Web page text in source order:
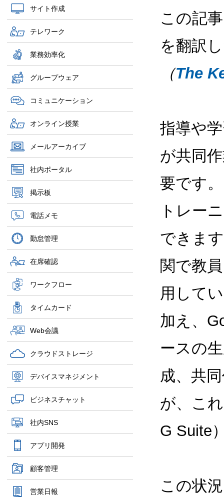
サイト作成
テレワーク
業務効率化
グループウェア
コミュニケーション
オンライン授業
メールアーカイブ
社内ポータル
掲示板
電話メモ
勤怠管理
在席確認
ワークフロー
タイムカード
Web会議
クラウドストレージ
デバイスマネジメント
ビジネスチャット
社内SNS
アプリ開発
顧客管理
営業日報
この記
を翻訳
（The
指導や
が共同
要です
トレー
できま
関で教
用して
加え、
ースの
成、共
が、こ
G Suite
この状